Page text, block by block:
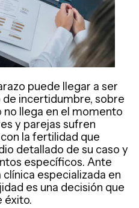
puede llegar a ser
incertidumbre, sobre
llega en el momento
y parejas sufren
la fertilidad que
detallado de su caso y
específicos. Ante
especializada en
es una decisión que
éxito.